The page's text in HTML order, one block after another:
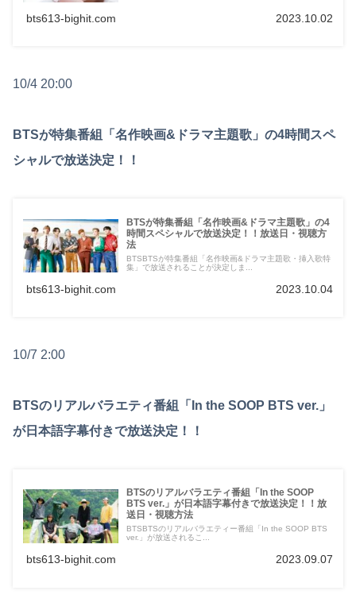
bts613-bighit.com 2023.10.02
10/4 20:00
BTSが特集番組「名作映画&ドラマ主題歌」の4時間スペ
シャルで放送決定！！
BTSが特集番組「名作映画&ドラマ主題歌」の4
時間スペシャルで放送決定！！放送日・視聴方
法
BTSBTSが特集番組「名作映画&ドラマ主題歌・挿入歌特
集」で放送されることが決定しま...
bts613-bighit.com 2023.10.04
10/7 2:00
BTSのリアルバラエティ番組「In the SOOP BTS ver.」
が日本語字幕付きで放送決定！！
BTSのリアルバラエティ番組「In the SOOP
BTS ver.」が日本語字幕付きで放送決定！！放
送日・視聴方法
BTSBTSのリアルバラエティー番組「In the SOOP BTS
ver.」が放送されるこ...
bts613-bighit.com 2023.09.07